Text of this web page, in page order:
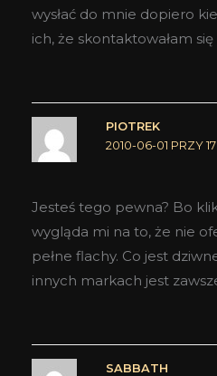
wysłać do mnie dopiero
ich, że skontaktowałam
PIOTREK
2010-06-01 PRZY
Jesteś tego pewna? Bo
wygląda mi na to, że nie
pełne flachy. Co jest
innych markach jest
SABBATH